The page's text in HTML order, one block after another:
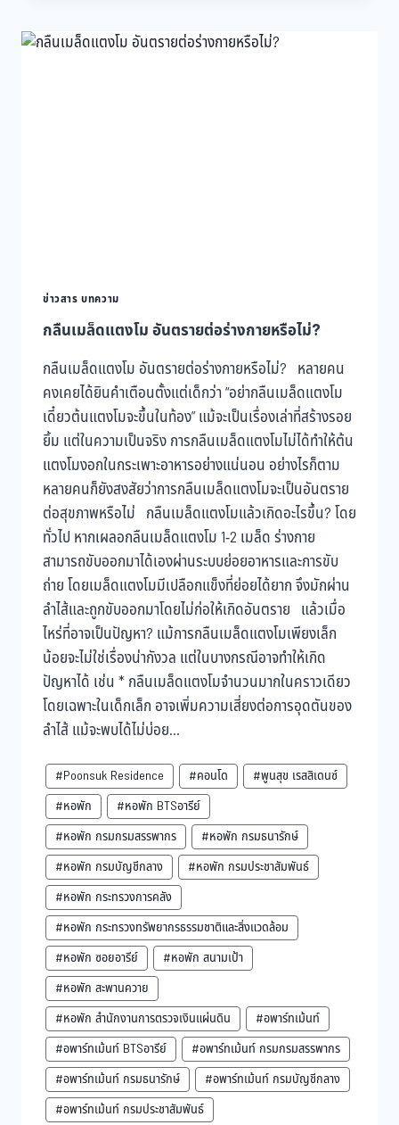
กิน
ข่าวสาร บทความ
กลืนเมล็ดแตงโม อันตรายต่อร่างกายหรือไม่?
กลืนเมล็ดแตงโม อันตรายต่อร่างกายหรือไม่? หลายคน
คงเคยได้ยินคำเตือนตั้งแต่เด็กว่า “อย่ากลืนเมล็ดแตงโม
เดี๋ยวต้นแตงโมจะขึ้นในท้อง” แม้จะเป็นเรื่องเล่าที่สร้างรอย
ยิ้ม แต่ในความเป็นจริง การกลืนเมล็ดแตงโมไม่ได้ทำให้ต้น
แตงโมงอกในกระเพาะอาหารอย่างแน่นอน อย่างไรก็ตาม
หลายคนก็ยังสงสัยว่าการกลืนเมล็ดแตงโมจะเป็นอันตราย
ต่อสุขภาพหรือไม่ กลืนเมล็ดแตงโมแล้วเกิดอะไรขึ้น? โดย
ทั่วไป หากเผลอกลืนเมล็ดแตงโม 1-2 เมล็ด ร่างกาย
สามารถขับออกมาได้เองผ่านระบบย่อยอาหารและการขับ
ถ่าย โดยเมล็ดแตงโมมีเปลือกแข็งที่ย่อยได้ยาก จึงมักผ่าน
ลำไส้และถูกขับออกมาโดยไม่ก่อให้เกิดอันตราย แล้วเมื่อ
ไหร่ที่อาจเป็นปัญหา? แม้การกลืนเมล็ดแตงโมเพียงเล็ก
น้อยจะไม่ใช่เรื่องน่ากังวล แต่ในบางกรณีอาจทำให้เกิด
ปัญหาได้ เช่น * กลืนเมล็ดแตงโมจำนวนมากในคราวเดียว
โดยเฉพาะในเด็กเล็ก อาจเพิ่มความเสี่ยงต่อการอุดตันของ
ลำไส้ แม้จะพบได้ไม่บ่อย...
#Poonsuk Residence #คอนโด
#พูนสุข เรสสิเดนซ์
#หอพัก
#หอพัก BTSอารีย์
#หอพัก กรมกรมสรรพากร
#หอพัก กรมธนารักษ์
#หอพัก กรมบัญชีกลาง
#หอพัก กรมประชาสัมพันธ์
#หอพัก กระทรวงการคลัง
#หอพัก กระทรวงทรัพยากรธรรมชาติและสิ่งแวดล้อม
#หอพัก ซอยอารีย์
#หอพัก สนามเป้า
#หอพัก สะพานควาย
#หอพัก สำนักงานการตรวจเงินแผ่นดิน
#อพาร์ทเม้นท์
#อพาร์ทเม้นท์ BTSอารีย์
#อพาร์ทเม้นท์ กรมกรมสรรพากร
#อพาร์ทเม้นท์ กรมธนารักษ์
#อพาร์ทเม้นท์ กรมบัญชีกลาง
#อพาร์ทเม้นท์ กรมประชาสัมพันธ์